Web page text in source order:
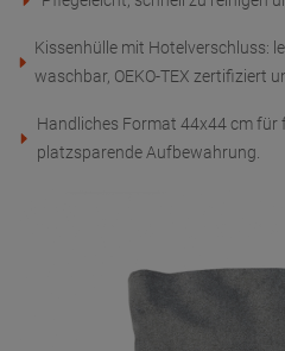
Kissenhülle mit Hotelverschluss:
waschbar, OEKO-TEX zertifiziert
Handliches Format 44x44 cm für
platzsparende Aufbewahrung.